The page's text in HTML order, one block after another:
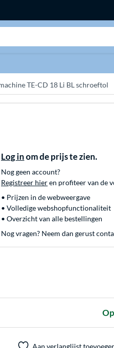
TE-CD 18 Li BL schroeftol
Log in om de prijs te zien.
Nog geen account?
Registreer hieren profiteer van de
• Prijzen in de webweergave
• Volledige webshopfunctionaliteit
• Overzicht van alle bestellingen
Nog vragen? Neem dan gerust